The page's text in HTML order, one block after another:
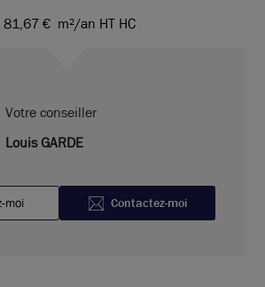
81,67 € m²/an HT HC
Votre conseiller
Louis GARDE
moi Contactez-moi